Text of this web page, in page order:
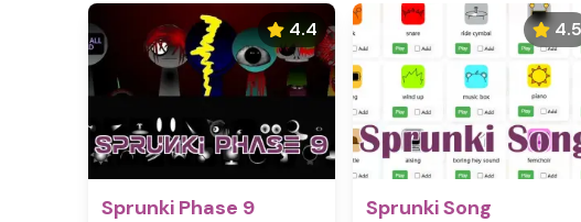
4.4
Sprunki Phase 9
4.5
Sprunki Song